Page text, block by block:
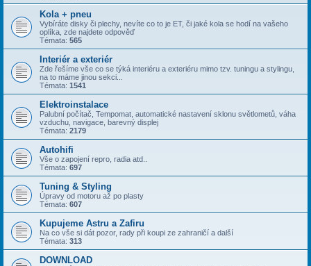
Kola + pneu
Vybíráte disky či plechy, nevíte co to je ET, či jaké kola se hodí na vašeho
oplíka, zde najdete odpověď
Témata: 565
Interiér a exteriér
Zde řešíme vše co se týká interiéru a exteriéru mimo tzv. tuningu a stylingu,
na to máme jinou sekci...
Témata: 1541
Elektroinstalace
Palubní počítač, Tempomat, automatické nastavení sklonu světlometů, váha
vzduchu, navigace, barevný displej
Témata: 2179
Autohifi
Vše o zapojení repro, radia atd..
Témata: 697
Tuning & Styling
Úpravy od motoru až po plasty
Témata: 607
Kupujeme Astru a Zafiru
Na co vše si dát pozor, rady při koupi ze zahraničí a další
Témata: 313
DOWNLOAD